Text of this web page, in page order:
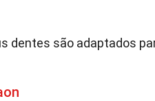
dentes são adaptados